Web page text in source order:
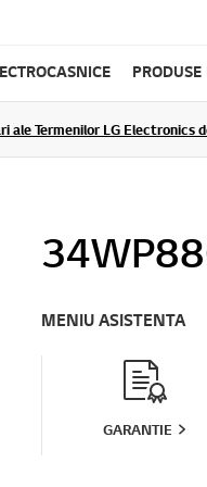
PRODUSE
ale Termenilor LG
MENIU ASISTENTA
GARANTIE